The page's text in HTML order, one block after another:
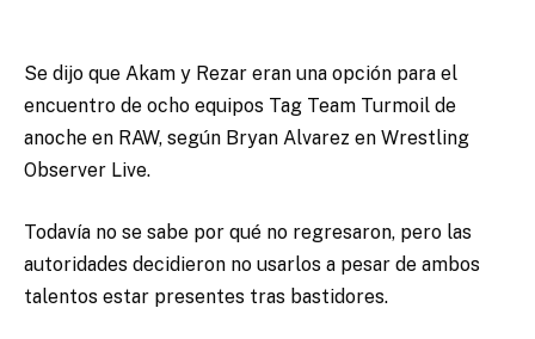
Se dijo que Akam y Rezar eran una opción para el
encuentro de ocho equipos Tag Team Turmoil de
anoche en RAW, según Bryan Alvarez en Wrestling
Observer Live.
Todavía no se sabe por qué no regresaron, pero las
autoridades decidieron no usarlos a pesar de ambos
talentos estar presentes tras bastidores.